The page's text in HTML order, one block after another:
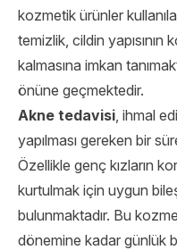
kozmetik ürünler
temizlik, cildin yapısının
kalmasına imkan
önüne geçmektedir.
Akne tedavisi, ihmal
yapılması gereken bir
Özellikle genç kızların
kurtulmak için uygun
bulunmaktadır. Bu
dönemine kadar günlük